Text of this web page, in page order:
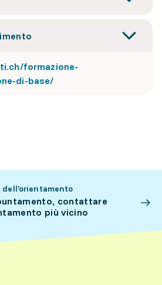
formazione-
di-base/
contattare
più vicino